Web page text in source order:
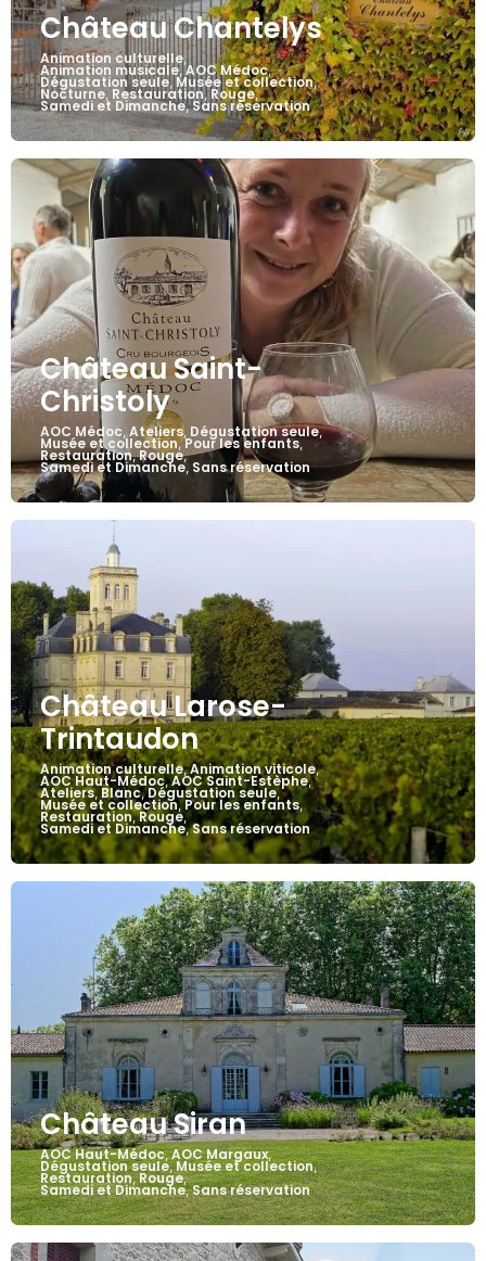
Château Chantelys
Animation culturelle
Animation musicale,AOC Médoc,
Dégustation seule, Musée et collection,
Nocturne Restauration Rouge,
Samedi et Dimanche,Sans réservation
Château Saint-
Christoly
AOC Médoc ,Ateliers, Dégustation seule,
Musée et collection,Pour les enfants,
Restauration,Rouge,
Samedi et Dimanche, Sans réservation
Château Larose-
Trintaudon
Animation culturelle,Animation viticole,
AOC Haut-Médoc,AOC Saint-Estèphe,
Ateliers, Blanc,Dégustation seule,
Musée et collection,Pour les enfants,
Restauration,Rouge,
Samedi et Dimanche,Sans réservation
Château Siran
AOC Haut-Médoc,AOC Margaux,
Dégustation seule,Musée et collection,
Restauration,Rouge,
Samedi et Dimanche,Sans réservation